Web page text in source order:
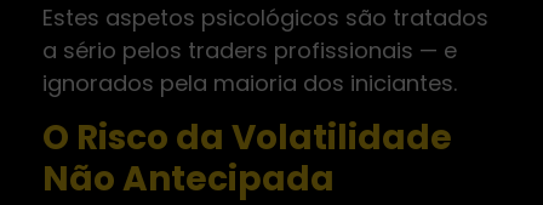
Estes aspetos psicológicos são tratados
a sério pelos traders profissionais — e
ignorados pela maioria dos iniciantes.
O Risco da Volatilidade
Não Antecipada